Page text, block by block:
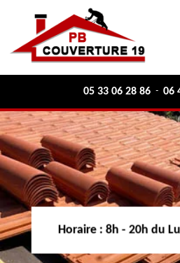
05 33 06 28 86 - 06
Horaire : 8h - 20h du